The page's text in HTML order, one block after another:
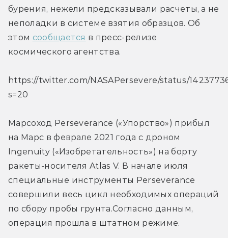
бурения, нежели предсказывали расчеты, а не
неполадки в системе взятия образцов. Об
этом сообщается в пресс-релизе
космического агентства.
https://twitter.com/NASAPersevere/status/
s=20
Марсоход Perseverance («Упорство») прибыл
на Марс в феврале 2021 года с дроном
Ingenuity («Изобретательность») на борту
ракеты-носителя Atlas V. В начале июля
специальные инструменты Perseverance
совершили весь цикл необходимых операций
по сбору пробы грунта.Согласно данным,
операция прошла в штатном режиме.